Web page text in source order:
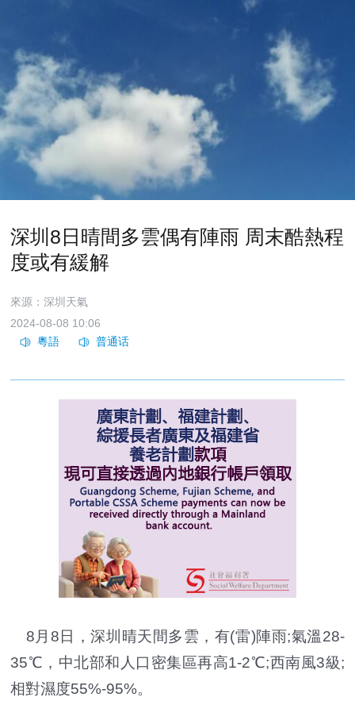
深圳8日晴間多雲偶有陣雨 周末酷熱程
度或有緩解
來源：深圳天氣
2024-08-08 10:06
8月8日，深圳晴天間多雲，有(雷)陣雨;氣溫28-
35℃，中北部和人口密集區再高1-2℃;西南風3級;
相對濕度55%-95%。